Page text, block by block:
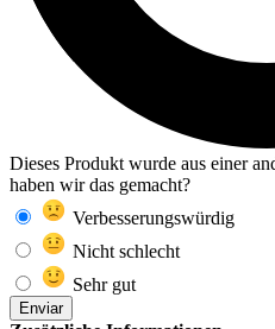
Dieses Produkt wurde aus einer
haben wir das gemacht?
Verbesserungswürdig
Nicht schlecht
Sehr gut
Enviar